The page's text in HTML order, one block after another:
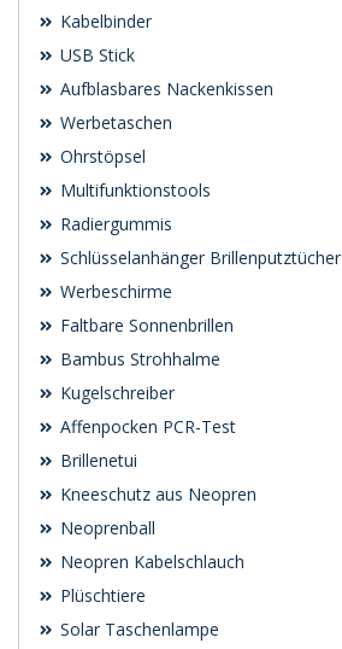
Kabelbinder
USB Stick
Aufblasbares Nackenkissen
Werbetaschen
Ohrstöpsel
Multifunktionstools
Radiergummis
Schlüsselanhänger Brillenputztücher
Werbeschirme
Faltbare Sonnenbrillen
Bambus Strohhalme
Kugelschreiber
Affenpocken PCR-Test
Brillenetui
Kneeschutz aus Neopren
Neoprenball
Neopren Kabelschlauch
Plüschtiere
Solar Taschenlampe